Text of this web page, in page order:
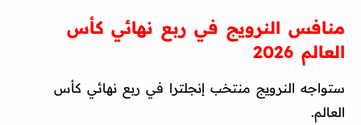
منافس النرويج في ربع نهائي كأس
العالم 2026
ستواجه النرويج منتخب إنجلترا في ربع نهائي كأس
العالم.